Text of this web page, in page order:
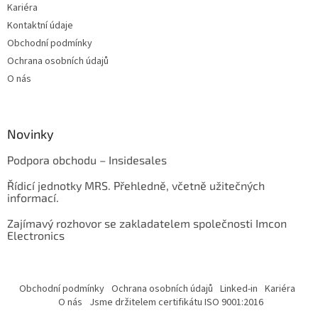
Kariéra
Kontaktní údaje
Obchodní podmínky
Ochrana osobních údajů
O nás
Novinky
Podpora obchodu – Insidesales
Řídicí jednotky MRS. Přehledně, včetně užitečných
informací.
Zajímavý rozhovor se zakladatelem společnosti Imcon
Electronics
Obchodní podmínky Ochrana osobních údajů Linked-in Kariéra
O nás Jsme držitelem certifikátu ISO 9001:2016